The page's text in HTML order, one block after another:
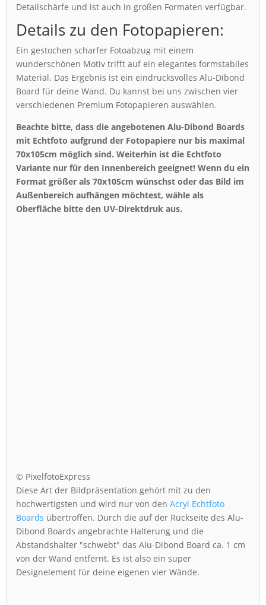
Detailschärfe und ist auch in großen Formaten verfügbar.
Details zu den Fotopapieren:
Ein gestochen scharfer Fotoabzug mit einem
wunderschönen Motiv trifft auf ein elegantes formstabiles
Material. Das Ergebnis ist ein eindrucksvolles Alu-Dibond
Board für deine Wand. Du kannst bei uns zwischen vier
verschiedenen Premium Fotopapieren auswählen.
Beachte bitte, dass die angebotenen Alu-Dibond Boards
mit Echtfoto aufgrund der Fotopapiere nur bis maximal
70x105cm möglich sind. Weiterhin ist die Echtfoto
Variante nur für den Innenbereich geeignet! Wenn du ein
Format größer als 70x105cm wünschst oder das Bild im
Außenbereich aufhängen möchtest, wähle als
Oberfläche bitte den UV-Direktdruk aus.
© PixelfotoExpress
Diese Art der Bildpräsentation gehört mit zu den
hochwertigsten und wird nur von denAcryl Echtfoto
Boards übertroffen. Durch die auf der Rückseite des Alu-
Dibond Boards angebrachte Halterung und die
Abstandshalter "schwebt" das Alu-Dibond Board ca. 1 cm
von der Wand entfernt. Es ist also ein super
Designelement für deine eigenen vier Wände.